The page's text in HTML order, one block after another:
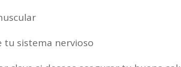
tu sistema nervioso